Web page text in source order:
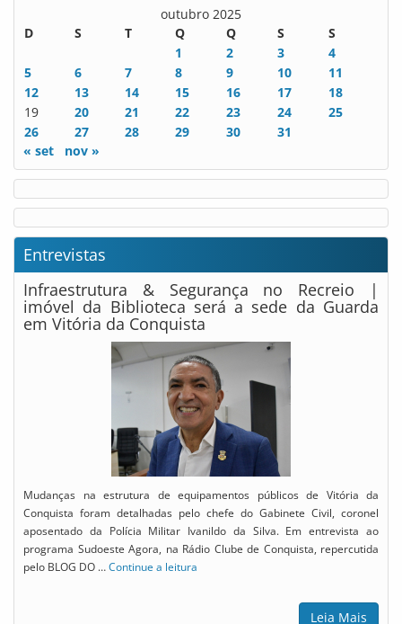
outubro 2025
D
S T Q Q S
S
1
2 3
4
5
6 7 8 9 10
11
12
13 14 15 16 17
18
19
20 21 22 23 24
25
26
27 28 29 30
31
« set
nov »
Entrevistas
Infraestrutura & Segurança no Recreio |
imóvel da Biblioteca será a sede da Guarda
em Vitória da Conquista
Mudanças na estrutura de equipamentos públicos de Vitória da
Conquista foram detalhadas pelo chefe do Gabinete Civil, coronel
aposentado da Polícia Militar Ivanildo da Silva. Em entrevista ao
programa Sudoeste Agora, na Rádio Clube de Conquista, repercutida
pelo BLOG DO …Continue a leitura
Leia Mais